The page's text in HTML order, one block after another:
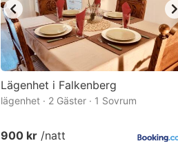
Lägenhet i Falkenberg
lägenhet · 2 Gäster · 1 Sovrum
900 kr /natt